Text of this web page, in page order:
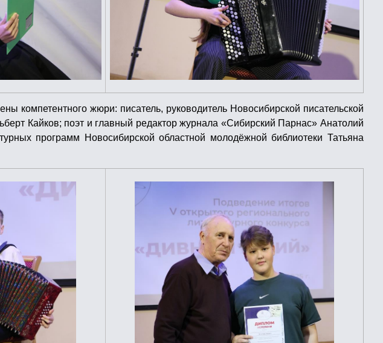
компетентного жюри: писатель, руководитель Новосибирской писательской
Кайков; поэт и главный редактор журнала «Сибирский Парнас» Анатолий
программ Новосибирской областной молодёжной библиотеки Татьяна